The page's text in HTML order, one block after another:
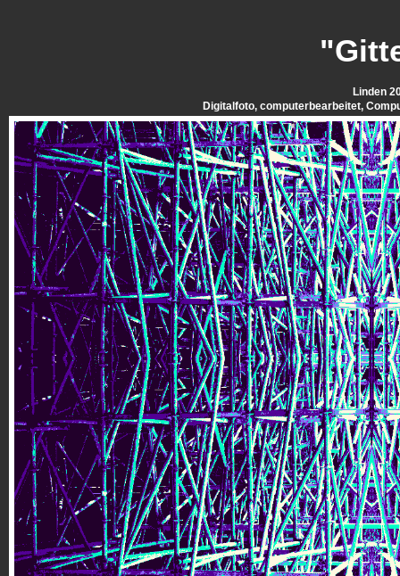
Linden
Digitalfoto, computerbearbeitet,